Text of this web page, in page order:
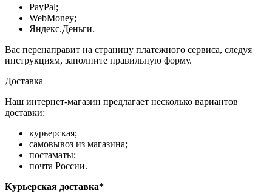
PayPal;
WebMoney;
Яндекс.Деньги.
Вас перенаправит на страницу платежного сервиса, следуя
инструкциям, заполните правильную форму.
Доставка
Наш интернет-магазин предлагает несколько вариантов
доставки:
курьерская;
самовывоз из магазина;
постаматы;
почта России.
Курьерская доставка*